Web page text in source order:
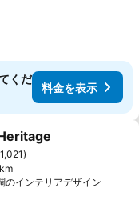
くだ
料金を表示
に追加
1,021
のインテリアデザイン